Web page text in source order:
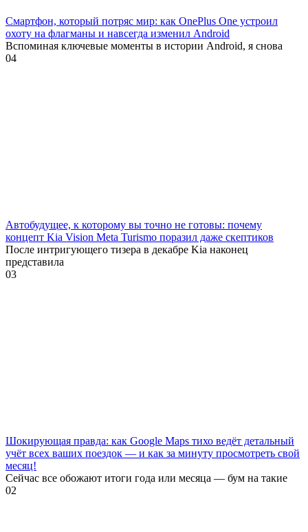
Смартфон, который потряс мир: как OnePlus One устроил
охоту на флагманы и навсегда изменил Android
Вспоминая ключевые моменты в истории Android, я снова
04
Автобудущее, к которому вы точно не готовы: почему
концепт Kia Vision Meta Turismo поразил даже скептиков
После интригующего тизера в декабре Kia наконец
представила
03
Шокирующая правда: как Google Maps тихо ведёт детальный
учёт всех ваших поездок — и как за минуту просмотреть свой
месяц!
Сейчас все обожают итоги года или месяца — бум на такие
02